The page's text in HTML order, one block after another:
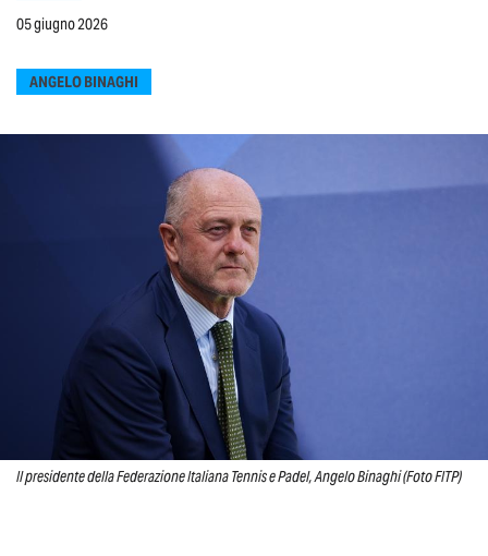
05 giugno 2026
ANGELO BINAGHI
Il presidente della Federazione Italiana Tennis e Padel, Angelo Binaghi (Foto FITP)